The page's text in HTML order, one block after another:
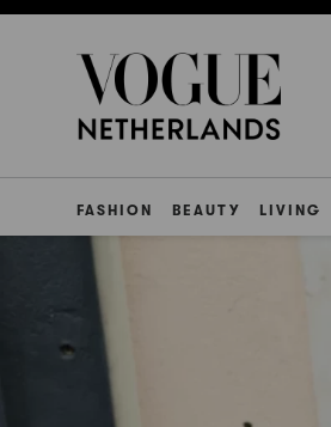
FASHION BEAUTY LIVING